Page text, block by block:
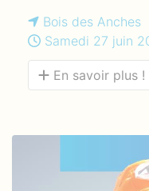
Bois des Anches
Samedi 27 juin
En savoir plus !